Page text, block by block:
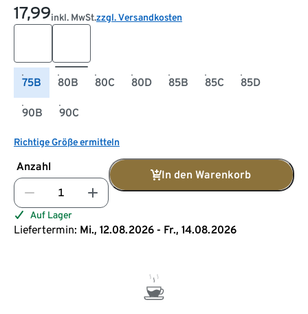
17,99inkl. MwSt.zzgl. Versandkosten
75B 80B 80C 80D 85B 85C 85D
90B 90C
Richtige Größe ermitteln
Anzahl
In den Warenkorb
Auf Lager
Liefertermin: Mi., 12.08.2026 - Fr., 14.08.2026